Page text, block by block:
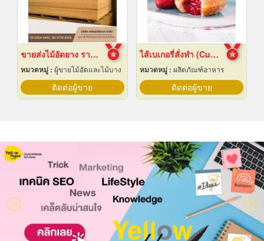
ขายส่งไม้อัดยาง ราคาถูก
หมวดหมู่ : ผู้ขายไม้อัดและไม้บาง
ติดต่อผู้ขาย
ไส้เบเกอรี่สั่งทำ (Custom bakery fillings)
หมวดหมู่ : ผลิตภัณฑ์อาหาร
ติดต่อผู้ขาย